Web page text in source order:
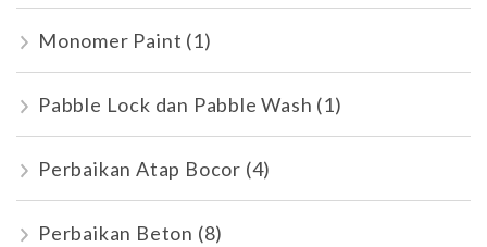
Monomer Paint (1)
Pabble Lock dan Pabble Wash (1)
Perbaikan Atap Bocor (4)
Perbaikan Beton (8)